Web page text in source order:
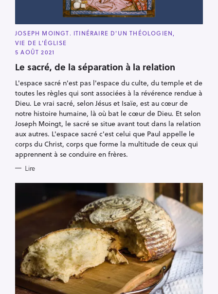
C
A
T
E
O
R
E
S
JOSEPH MOINGT. ITINÉRAIRE D'UN THÉOLOGIEN
VIE DE L'ÉGLISE
5 AOÛT 2021
Le sacré, de la séparation à la relation
L'espace sacré n'est pas l'espace du culte, du temple et de
toutes les règles qui sont associées à la révérence rendue à
Dieu. Le vrai sacré, selon Jésus et Isaïe, est au cœur de
notre histoire humaine, là où bat le cœur de Dieu. Et selon
Joseph Moingt, le sacré se situe avant tout dans la relation
aux autres. L'espace sacré c'est celui que Paul appelle le
corps du Christ, corps que forme la multitude de ceux qui
apprennent à se conduire en frères.
Lire
R
e
c
h
e
r
r